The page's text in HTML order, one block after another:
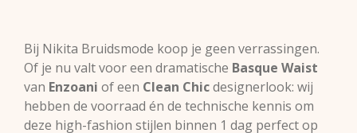
Bij Nikita Bruidsmode koop je geen verrassingen.
Of je nu valt voor een dramatische Basque Waist
van Enzoani of een Clean Chicdesignerlook: wij
hebben de voorraad én de technische kennis om
deze high-fashion stijlen binnen 1 dag perfect op